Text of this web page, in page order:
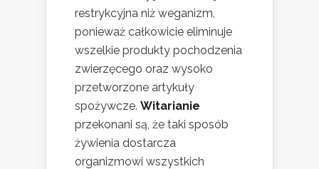
restrykcyjna niż weganizm,
ponieważ całkowicie eliminuje
wszelkie produkty pochodzenia
zwierzęcego oraz wysoko
przetworzone artykuły
spożywcze. Witarianie
przekonani są, że taki sposób
żywienia dostarcza
organizmowi wszystkich